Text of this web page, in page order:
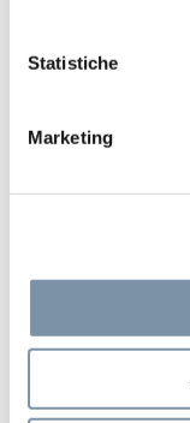
Statistiche
Marketing